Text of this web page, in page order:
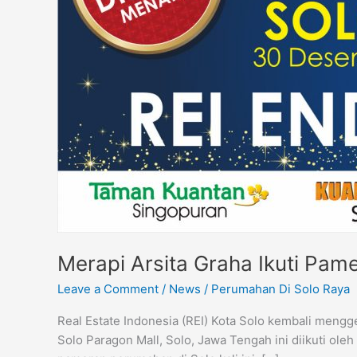
Merapi Arsita Graha Ikuti
Leave a Comment / News / Perumahan Di Solo Raya
Real Estate Indonesia (REI) Kota Solo kembali
Solo Paragon Mall, Solo, Jawa Tengah ini diikuti
Year